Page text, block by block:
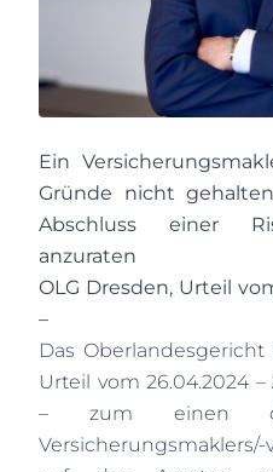
Ein
Gründe nicht
Abschluss einer
anzuraten
OLG Dresden, Urteil
–
Das
Urteil vom 26.04.2024
– zum einen